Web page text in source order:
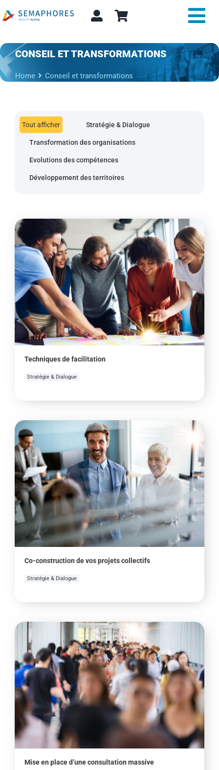
au
Expertise et conseil
A propos
Contact
CONSEIL ET TRANSFORMATIONS
Home Conseil et transformations
Tout afficher Stratégie & Dialogue
Transformation des organisations
Evolutions des compétences
Développement des territoires
Techniques de facilitation
Stratégie & Dialogue
Co-construction de vos projets collectifs
Stratégie & Dialogue
Mise en place d’une consultation massive